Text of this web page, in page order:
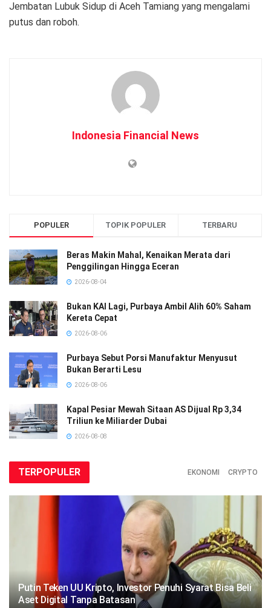
Jembatan Lubuk Sidup di Aceh Tamiang yang mengalami
putus dan roboh.
Indonesia Financial News
POPULER TOPIK POPULER TERBARU
Beras Makin Mahal, Kenaikan Merata dari
Penggilingan Hingga Eceran
2026-08-04
Bukan KAI Lagi, Purbaya Ambil Alih 60% Saham
Kereta Cepat
2026-08-06
Purbaya Sebut Porsi Manufaktur Menyusut
Bukan Berarti Lesu
2026-08-06
Kapal Pesiar Mewah Sitaan AS Dijual Rp 3,34
Triliun ke Miliarder Dubai
2026-08-08
TERPOPULER EKONOMI CRYPTO
Putin Teken UU Kripto, Investor Penuhi Syarat Bisa Beli
Aset Digital Tanpa Batasan